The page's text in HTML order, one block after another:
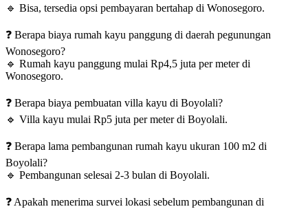
🔹 Bisa, tersedia opsi pembayaran bertahap di Wonosegoro.
❓ Berapa biaya rumah kayu panggung di daerah pegunungan
Wonosegoro?
🔹 Rumah kayu panggung mulai Rp4,5 juta per meter di
Wonosegoro.
❓ Berapa biaya pembuatan villa kayu di Boyolali?
🔹 Villa kayu mulai Rp5 juta per meter di Boyolali.
❓ Berapa lama pembangunan rumah kayu ukuran 100 m2 di
Boyolali?
🔹 Pembangunan selesai 2-3 bulan di Boyolali.
❓ Apakah menerima survei lokasi sebelum pembangunan di